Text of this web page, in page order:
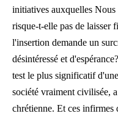
initiatives auxquelles Nous
risque-t-elle pas de laisser
l'insertion demande un
désintéressé et
test le plus significatif
société vraiment civilisée,
chrétienne. Et ces infirmes